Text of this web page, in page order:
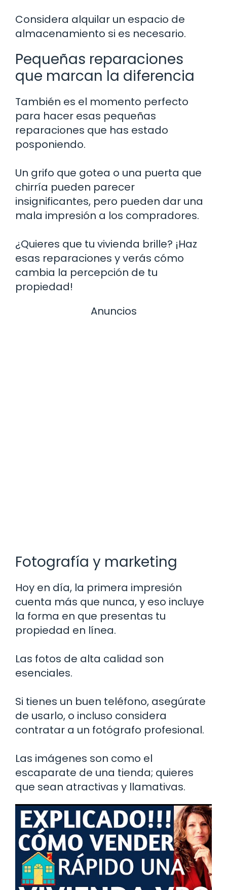
Considera alquilar un espacio de
almacenamiento si es necesario.
Pequeñas reparaciones
que marcan la diferencia
También es el momento perfecto
para hacer esas pequeñas
reparaciones que has estado
posponiendo.
Un grifo que gotea o una puerta que
chirría pueden parecer
insignificantes, pero pueden dar una
mala impresión a los compradores.
¿Quieres que tu vivienda brille? ¡Haz
esas reparaciones y verás cómo
cambia la percepción de tu
propiedad!
Anuncios
Fotografía y marketing
Hoy en día, la primera impresión
cuenta más que nunca, y eso incluye
la forma en que presentas tu
propiedad en línea.
Las fotos de alta calidad son
esenciales.
Si tienes un buen teléfono, asegúrate
de usarlo, o incluso considera
contratar a un fotógrafo profesional.
Las imágenes son como el
escaparate de una tienda; quieres
que sean atractivas y llamativas.